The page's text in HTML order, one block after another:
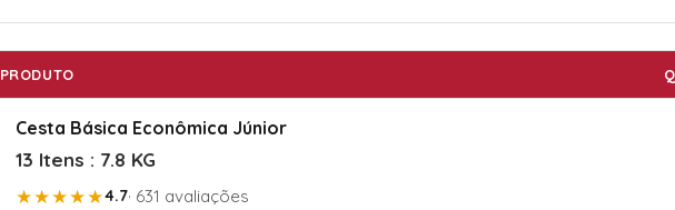
PRODUTO
Cesta Básica Econômica Júnior
13 Itens : 7.8 KG
★★★★★4.7· 631 avaliações